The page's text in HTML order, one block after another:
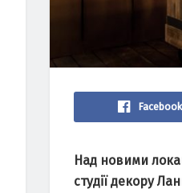
Facebook
Над новими
студії декору